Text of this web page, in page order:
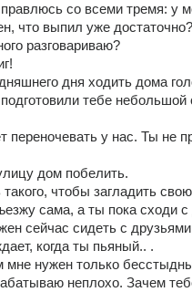
со всеми тремя: у
что выпил уже достаточно?
разговариваю?
дня ходить дома
тебе небольшой
переночевать у нас. Ты не
дом побелить.
чтобы загладить
сама, а ты пока сходи с
сейчас сидеть с
когда ты пьяный.. .
мне нужен только
неплохо. Зачем